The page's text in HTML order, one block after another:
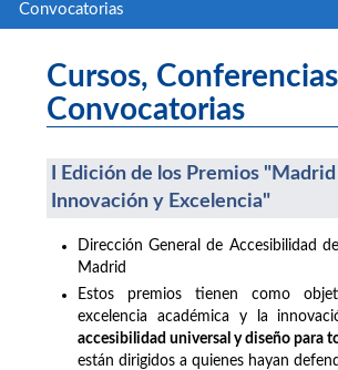
Convocatorias
Cursos,
Convocatorias
I Edición de los Premios
Innovación y Excelencia"
Dirección General de Accesibilidad
Madrid
Estos premios tienen como
excelencia académica y la
accesibilidad universal y diseño para
están dirigidos a quienes hayan